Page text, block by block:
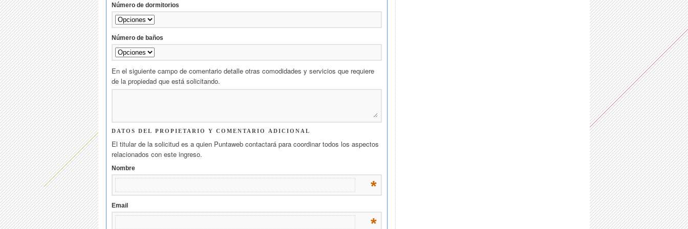
Número de dormitorios
Número de baños
En el siguiente campo de comentario detalle otras comodidades y servicios que requiere
de la propiedad que está solicitando.
DATOS DEL PROPIETARIO Y COMENTARIO ADICIONAL
El titular de la solicitud es a quien Puntaweb contactará para coordinar todos los aspectos
relacionados con este ingreso.
Nombre
*
Email
*